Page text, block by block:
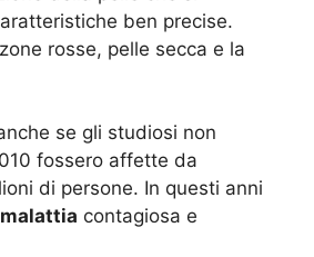
ben precise.
rosse, pelle secca e la
se gli studiosi non
fossero affette da
di persone. In questi anni
malattia contagiosa e